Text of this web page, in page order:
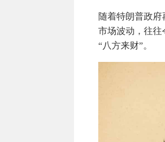
随着特朗普政
市场波动，往往
“八方来财”。